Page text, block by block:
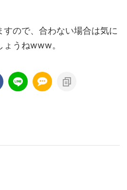
ので、合わない場合は気に
うねwww。